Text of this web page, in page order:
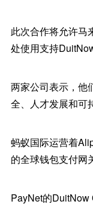
此次合作将允许马
处使用支持
两家公司表示，他
全、人才发展和可
蚂蚁国际运营着
的全球钱包支付网
PayNet的DuitNow